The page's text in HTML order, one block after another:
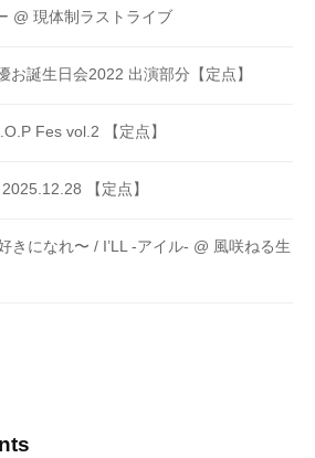
@ 現体制ラストライブ
お誕生日会2022 出演部分【定点】
Fes vol.2 【定点】
【定点】
きになれ〜 / I’LL -アイル- @ 風咲ねる生